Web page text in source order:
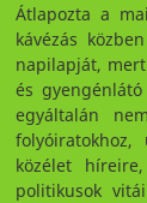
Átlapozta a
kávézás
napilapját,
és
egyáltalán
közélet
politikusok